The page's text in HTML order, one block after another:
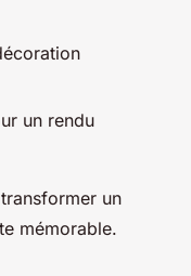
un rendu
un
mémorable.